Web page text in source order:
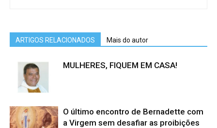
ARTIGOS RELACIONADOS Mais do autor
MULHERES, FIQUEM EM CASA!
O último encontro de Bernadette com
a Virgem sem desafiar as proibições